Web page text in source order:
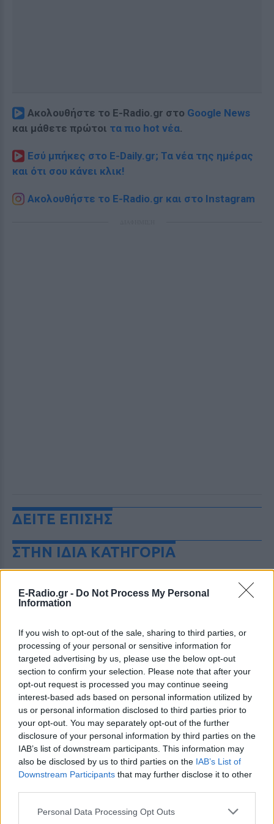
E-Radio.gr - Do Not Process My Personal
Information
If you wish to opt-out of the sale, sharing to third parties, or
processing of your personal or sensitive information for
targeted advertising by us, please use the below opt-out
section to confirm your selection. Please note that after your
opt-out request is processed you may continue seeing
interest-based ads based on personal information utilized by
us or personal information disclosed to third parties prior to
your opt-out. You may separately opt-out of the further
disclosure of your personal information by third parties on the
IAB’s list of downstream participants. This information may
also be disclosed by us to third parties on the IAB’s List of
Downstream Participants that may further disclose it to other
Personal Data Processing Opt Outs
Ακολουθήστε το E-Radio.gr στο Google News
και μάθετε πρώτοι τα πιο hot νέα.
Εσύ μπήκες στο E-Daily.gr; Τα νέα της ημέρας
και ότι σου κάνει κλικ!
Ακολουθήστε το E-Radio.gr και στο Instagram
ΔΕΙΤΕ ΕΠΙΣΗΣ
ΣΤΗΝ ΙΔΙΑ ΚΑΤΗΓΟΡΙΑ
Χρήστος Δάντης: «Συνάδελφοι
προσπαθούν να ξεχάσουν ότι
ΧΤΕΣ
Ο συνθέτης μίλησε ανοιχτά για την
αχαριστία που βιώνει στον χώρο της
μουσικής, 22 χρόνια μετά τη νίκη της
Ελλάδας στη Eurovision.
Νεαρός στο λιμάνι του Πειραιά:
«Πάω διακοπές έναν μήνα» ‑ Η
απίθανη ατάκα στην κάμερα του
MEGA
ΧΤΕΣ
Η κάμερα της εκπομπής «Κοινωνία Ώρα
MEGA» κατέγραψε τη διασκεδαστική
Παρασκευή 7 Αυγούστου.
Η Ελένη Βουλγαράκη ξεσπά για